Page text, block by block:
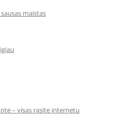
maistas
– visas rasite internetu